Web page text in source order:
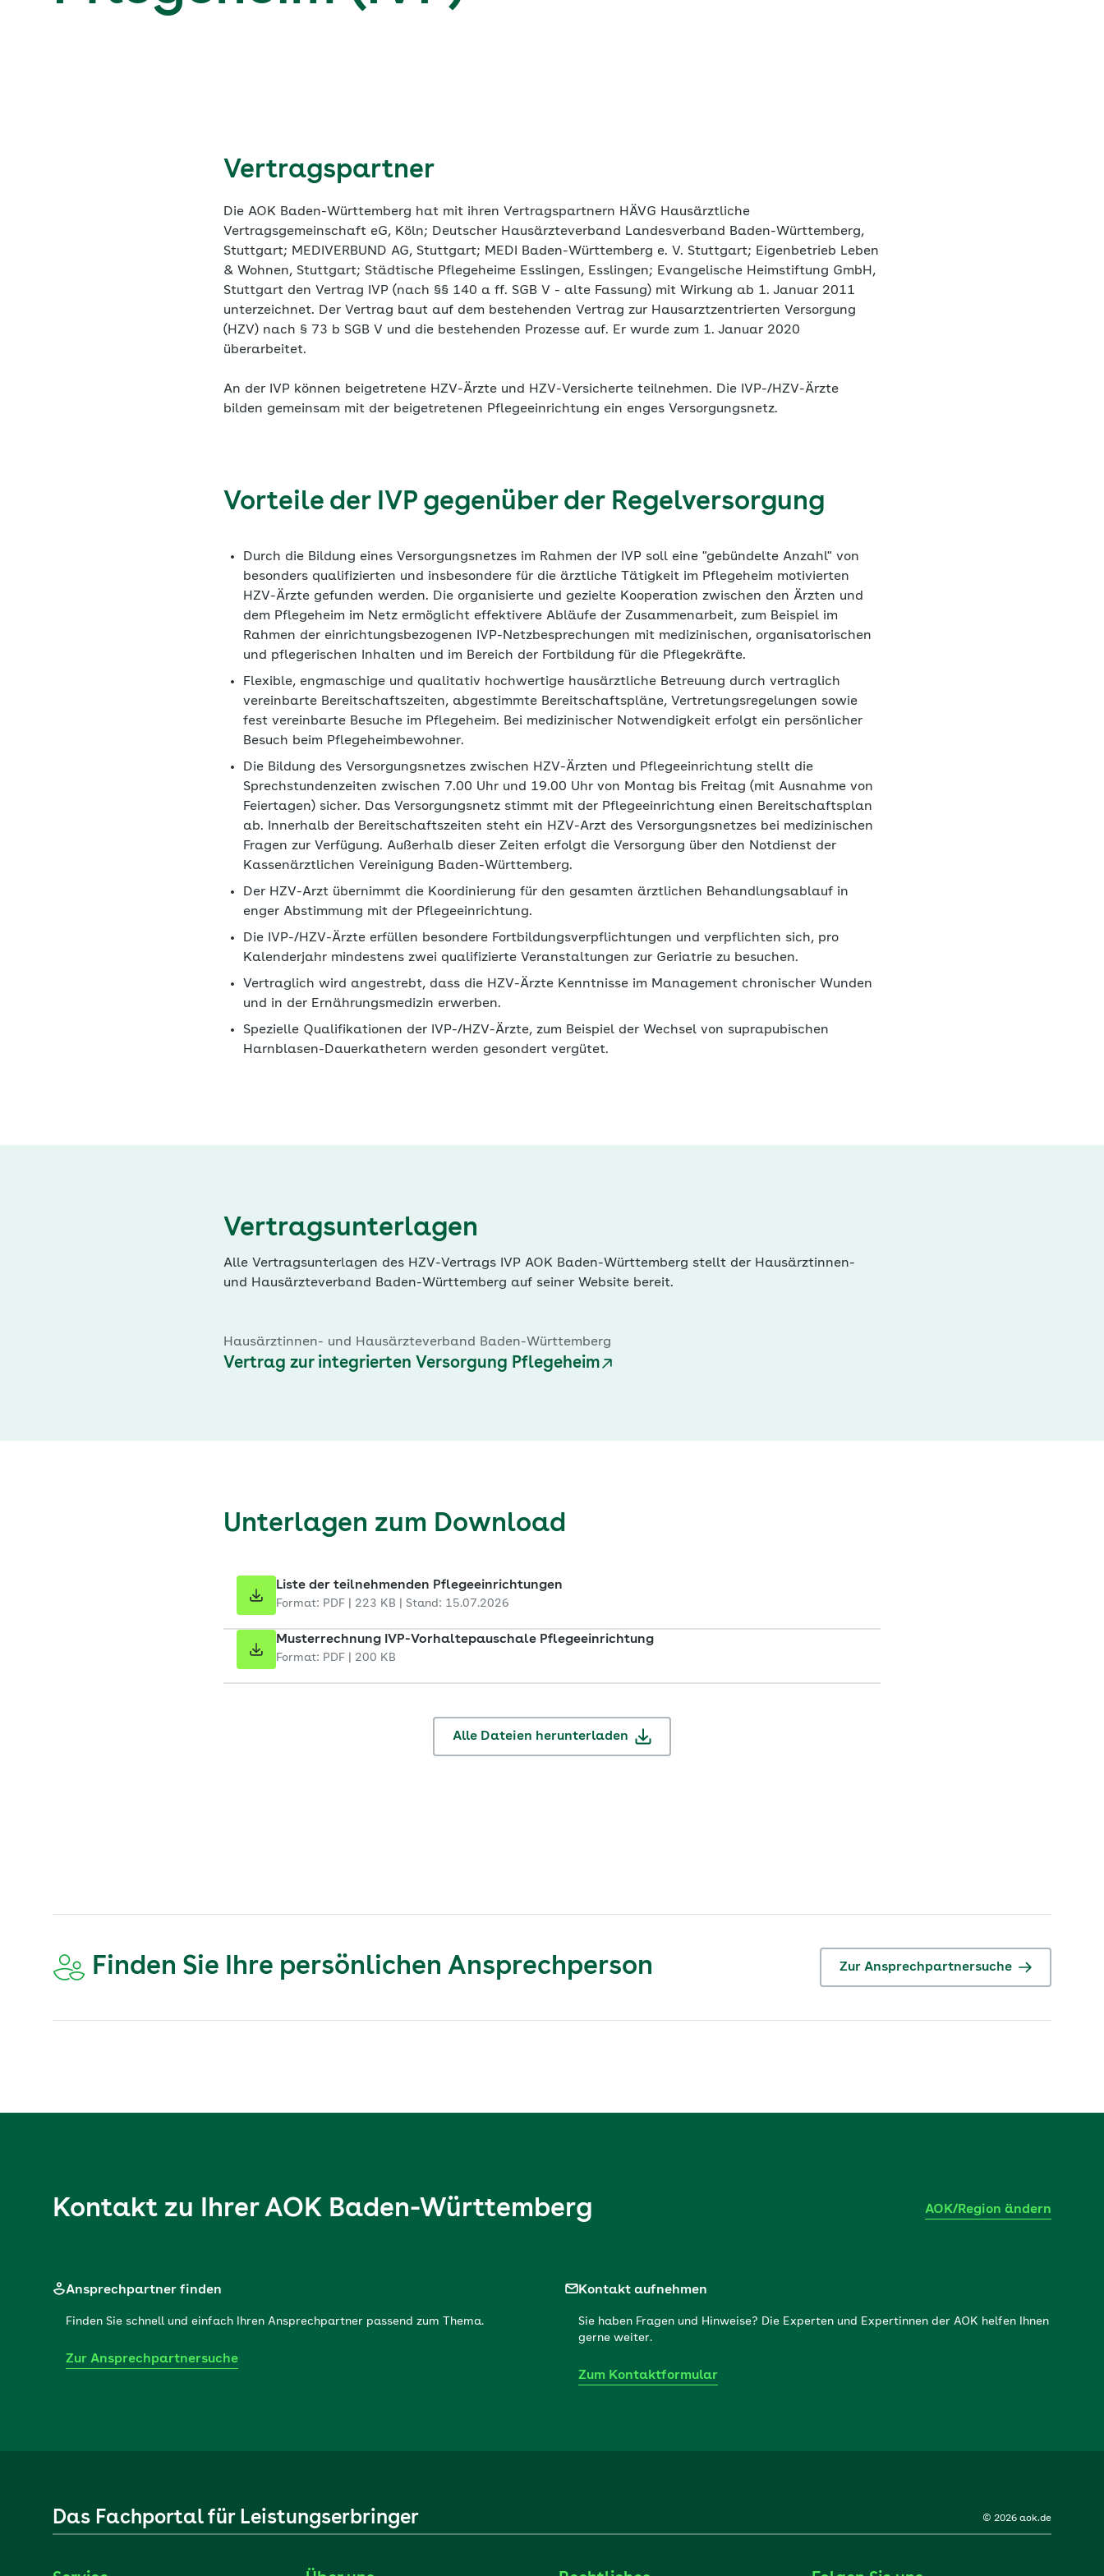
Vertragspartner
Die AOK Baden-Württemberg hat mit ihren Vertragspartnern HÄVG Hausärztliche
Vertragsgemeinschaft eG, Köln; Deutscher Hausärzteverband Landesverband Baden-Württemberg,
Stuttgart; MEDIVERBUND AG, Stuttgart; MEDI Baden-Württemberg e. V. Stuttgart; Eigenbetrieb Leben
& Wohnen, Stuttgart; Städtische Pflegeheime Esslingen, Esslingen; Evangelische Heimstiftung GmbH,
Stuttgart den Vertrag IVP (nach §§ 140 a ff. SGB V - alte Fassung) mit Wirkung ab 1. Januar 2011
unterzeichnet. Der Vertrag baut auf dem bestehenden Vertrag zur Hausarztzentrierten Versorgung
(HZV) nach § 73 b SGB V und die bestehenden Prozesse auf. Er wurde zum 1. Januar 2020
überarbeitet.
An der IVP können beigetretene HZV-Ärzte und HZV-Versicherte teilnehmen. Die IVP-/HZV-Ärzte
bilden gemeinsam mit der beigetretenen Pflegeeinrichtung ein enges Versorgungsnetz.
Vorteile der IVP gegenüber der Regelversorgung
Durch die Bildung eines Versorgungsnetzes im Rahmen der IVP soll eine "gebündelte Anzahl" von
besonders qualifizierten und insbesondere für die ärztliche Tätigkeit im Pflegeheim motivierten
HZV-Ärzte gefunden werden. Die organisierte und gezielte Kooperation zwischen den Ärzten und
dem Pflegeheim im Netz ermöglicht effektivere Abläufe der Zusammenarbeit, zum Beispiel im
Rahmen der einrichtungsbezogenen IVP-Netzbesprechungen mit medizinischen, organisatorischen
und pflegerischen Inhalten und im Bereich der Fortbildung für die Pflegekräfte.
Flexible, engmaschige und qualitativ hochwertige hausärztliche Betreuung durch vertraglich
vereinbarte Bereitschaftszeiten, abgestimmte Bereitschaftspläne, Vertretungsregelungen sowie
fest vereinbarte Besuche im Pflegeheim. Bei medizinischer Notwendigkeit erfolgt ein persönlicher
Besuch beim Pflegeheimbewohner.
Die Bildung des Versorgungsnetzes zwischen HZV-Ärzten und Pflegeeinrichtung stellt die
Sprechstundenzeiten zwischen 7.00 Uhr und 19.00 Uhr von Montag bis Freitag (mit Ausnahme von
Feiertagen) sicher. Das Versorgungsnetz stimmt mit der Pflegeeinrichtung einen Bereitschaftsplan
ab. Innerhalb der Bereitschaftszeiten steht ein HZV-Arzt des Versorgungsnetzes bei medizinischen
Fragen zur Verfügung. Außerhalb dieser Zeiten erfolgt die Versorgung über den Notdienst der
Kassenärztlichen Vereinigung Baden-Württemberg.
Der HZV-Arzt übernimmt die Koordinierung für den gesamten ärztlichen Behandlungsablauf in
enger Abstimmung mit der Pflegeeinrichtung.
Die IVP-/HZV-Ärzte erfüllen besondere Fortbildungsverpflichtungen und verpflichten sich, pro
Kalenderjahr mindestens zwei qualifizierte Veranstaltungen zur Geriatrie zu besuchen.
Vertraglich wird angestrebt, dass die HZV-Ärzte Kenntnisse im Management chronischer Wunden
und in der Ernährungsmedizin erwerben.
Spezielle Qualifikationen der IVP-/HZV-Ärzte, zum Beispiel der Wechsel von suprapubischen
Harnblasen-Dauerkathetern werden gesondert vergütet.
Vertragsunterlagen
Alle Vertragsunterlagen des HZV-Vertrags IVP AOK Baden-Württemberg stellt der Hausärztinnen-
und Hausärzteverband Baden-Württemberg auf seiner Website bereit.
Hausärztinnen- und Hausärzteverband Baden-Württemberg
Vertrag zur integrierten Versorgung Pflegeheim
Unterlagen zum Download
Liste der teilnehmenden Pflegeeinrichtungen
Format: PDF | 223 KB | Stand: 15.07.2026
Musterrechnung IVP-Vorhaltepauschale Pflegeeinrichtung
Format: PDF | 200 KB
Alle Dateien herunterladen
Finden Sie Ihre persönlichen Ansprechperson Zur Ansprechpartnersuche
Kontakt zu IhrerAOK Baden-Württemberg AOK/Region ändern
Ansprechpartner finden
Finden Sie schnell und einfach Ihren Ansprechpartner passend zum Thema.
Zur Ansprechpartnersuche
Kontakt aufnehmen
Sie haben Fragen und Hinweise? Die Experten und Expertinnen der AOK helfen Ihnen
gerne weiter.
Zum Kontaktformular
Das Fachportal für Leistungserbringer © 2026 aok.de